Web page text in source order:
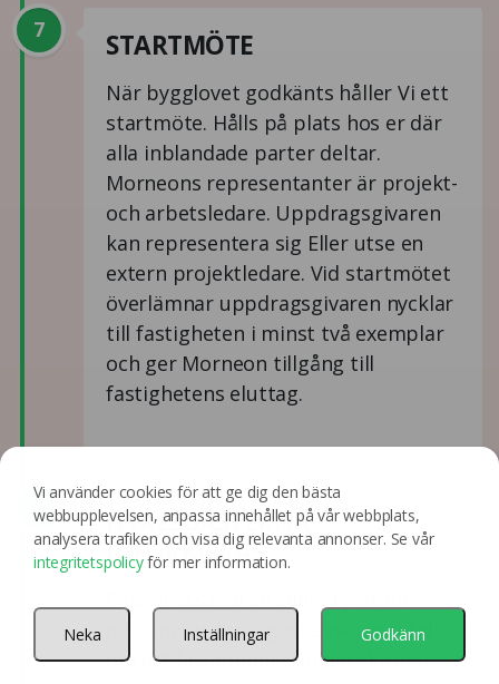
7 STARTMÖTE
När bygglovet godkänts håller Vi ett
startmöte. Hålls på plats hos er där
alla inblandade parter deltar.
Morneons representanter är projekt-
och arbetsledare. Uppdragsgivaren
kan representera sig Eller utse en
extern projektledare. Vid startmötet
överlämnar uppdragsgivaren nycklar
till fastigheten i minst två exemplar
och ger Morneon tillgång till
fastighetens eluttag.
8
HYRESGÄSTERNA
INFORMERAS
informerar hyresgästerna i god tid
om att fasadrenoveringen ska äga
Vi använder cookies för att ge dig den bästa
webbupplevelsen, anpassa innehållet på vår webbplats,
analysera trafiken och visa dig relevanta annonser. Se vår
integritetspolicyför mer information.
Godkänn
Inställningar
Neka